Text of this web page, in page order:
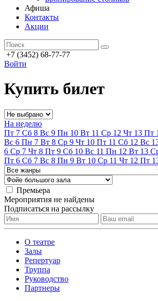
Афиша
Контакты
Акции
+7 (3452) 68-77-77
Войти
Купить билет
На неделю
Пт 7 Сб 8 Вс 9 Пн 10 Вт 11 Ср 12 Чт 13 Пт
Вс 6 Пн 7 Вт 8 Ср 9 Чт 10 Пт 11 Сб 12 Вс
6 Ср 7 Чт 8 Пт 9 Сб 10 Вс 11 Пн 12 Вт 13
Пт 6 Сб 7 Вс 8 Пн 9 Вт 10 Ср 11 Чт 12 Пт
Премьера
Мероприятия не найдены
Подписаться на рассылку
О театре
Залы
Репертуар
Труппа
Руководство
Партнеры